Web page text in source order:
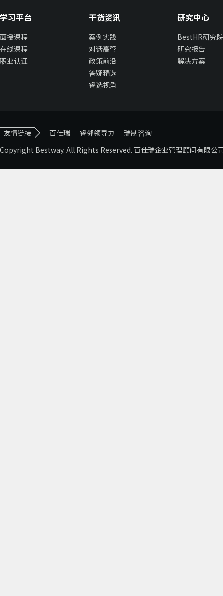
学习平台
面授课程
在线课程
职业认证
干货资讯
案例实践
对话高管
政策前沿
答疑精选
睿选视角
研究中心
BestHR研究院
研究报告
解决方案
友情链接 百仕瑞 睿邻领导力
瑞制咨询
Copyright Bestway. All Rights Reserved. 百仕瑞企业管理顾问有限公